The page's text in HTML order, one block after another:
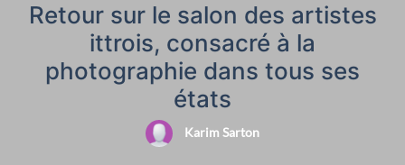
Retour sur le salon des artistes
ittrois, consacré à la
photographie dans tous ses
états
Karim Sarton